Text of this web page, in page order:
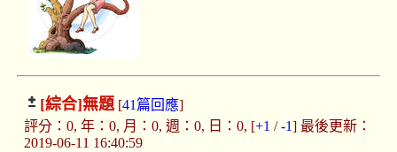
[綜合]無題[41篇回應]
評分：0, 年：0, 月：0, 週：0, 日：0, [+1 /-1] 最後更新：
2019-06-11 16:40:59